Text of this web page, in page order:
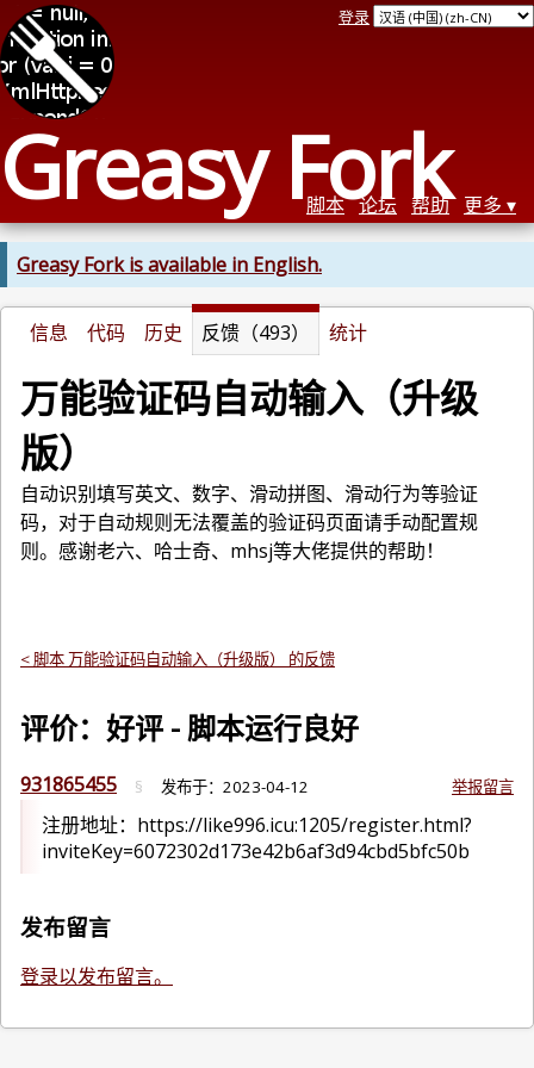
Greasy Fork
登录
脚本 论坛 帮助 更多
Greasy Fork is available in English.
信息 代码 历史 反馈（493） 统计
万能验证码自动输入（升级
版）
自动识别填写英文、数字、滑动拼图、滑动行为等验证
码，对于自动规则无法覆盖的验证码页面请手动配置规
则。感谢老六、哈士奇、mhsj等大佬提供的帮助！
< 脚本 万能验证码自动输入（升级版） 的反馈
评价：好评 - 脚本运行良好
931865455 § 发布于： 2023-04-12 举报留言
注册地址：https://like996.icu:1205/register.html?
inviteKey=6072302d173e42b6af3d94cbd5bfc50b
发布留言
登录以发布留言。